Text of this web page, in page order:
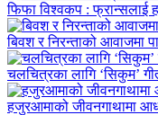
फिफा विश्वकप : फ्रान्सलाई
बिवश र निरन्ताको आवाजमा
चलचित्रका लागि ‘सिकुम’
हजुरआमाको जीवनगाथामा